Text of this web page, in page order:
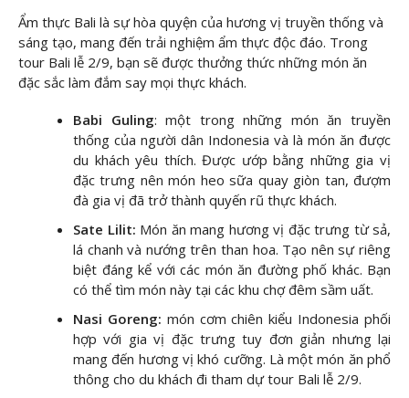
Ẩm thực Bali là sự hòa quyện của hương vị truyền thống và
sáng tạo, mang đến trải nghiệm ẩm thực độc đáo. Trong
tour Bali lễ 2/9, bạn sẽ được thưởng thức những món ăn
đặc sắc làm đắm say mọi thực khách.
Babi Guling: một trong những món ăn truyền
thống của người dân Indonesia và là món ăn được
du khách yêu thích. Được ướp bằng những gia vị
đặc trưng nên món heo sữa quay giòn tan, đượm
đà gia vị đã trở thành quyến rũ thực khách.
Sate Lilit: Món ăn mang hương vị đặc trưng từ sả,
lá chanh và nướng trên than hoa. Tạo nên sự riêng
biệt đáng kể với các món ăn đường phố khác. Bạn
có thể tìm món này tại các khu chợ đêm sầm uất.
Nasi Goreng: món cơm chiên kiểu Indonesia phối
hợp với gia vị đặc trưng tuy đơn giản nhưng lại
mang đến hương vị khó cưỡng. Là một món ăn phổ
thông cho du khách đi tham dự tour Bali lễ 2/9.